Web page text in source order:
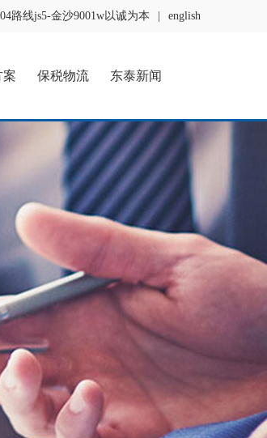
路线js5-金沙9001w以诚为本 english
案 保税物流 东泰新闻